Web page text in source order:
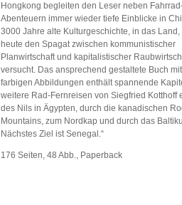
Hongkong begleiten den Leser neben
Abenteuern immer wieder tiefe Einblicke in
3000 Jahre alte Kulturgeschichte, in das Land,
heute den Spagat zwischen kommunistischer
Planwirtschaft und kapitalistischer
versucht. Das ansprechend gestaltete Buch
farbigen Abbildungen enthält spannende
weitere Rad-Fernreisen von Siegfried Kotthoff
des Nils in Ägypten, durch die kanadischen
Mountains, zum Nordkap und durch das
Nächstes Ziel ist Senegal.“
176 Seiten, 48 Abb., Paperback